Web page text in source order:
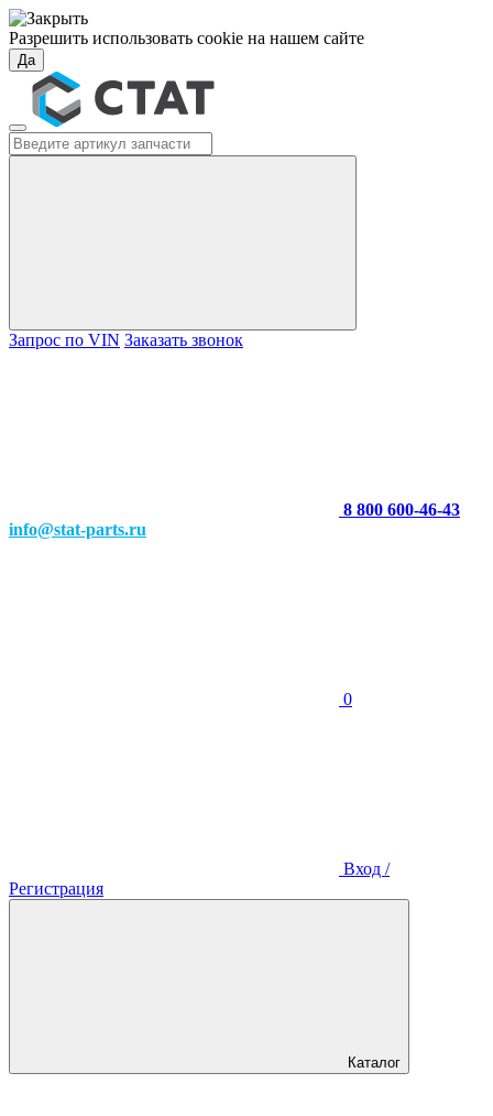
Разрешить использовать cookie на нашем сайте
Да
Запрос по VIN Заказать звонок
8 800 600-46-43
info@stat-parts.ru
0
Вход /
Регистрация
Каталог